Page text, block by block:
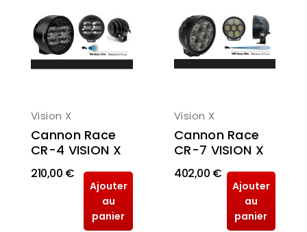
Vision X
Cannon Race
CR-4 VISION X
210,00 €
Ajouter
au
panier
Vision X
Cannon Race
CR-7 VISION X
402,00 €
Ajouter
au
panier